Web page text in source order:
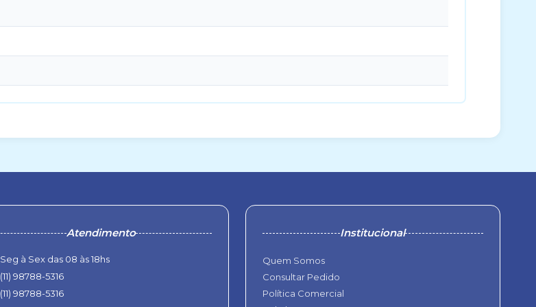
Atendimento
Seg à Sex das 08 às 18hs
(11) 98788-5316
(11) 98788-5316
Institucional
Quem Somos
Consultar Pedido
Política Comercial